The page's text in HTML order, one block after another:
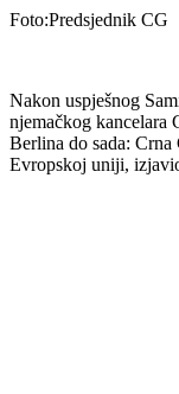
Foto:Predsjednik CG
Nakon uspješnog
njemačkog kancelara
Berlina do sada: Crna
Evropskoj uniji,